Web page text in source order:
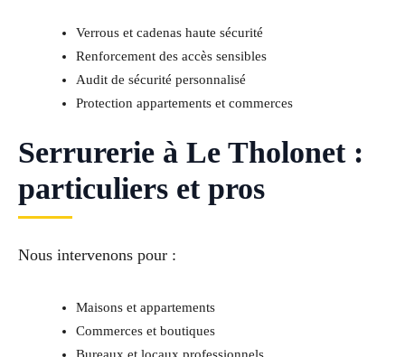
Verrous et cadenas haute sécurité
Renforcement des accès sensibles
Audit de sécurité personnalisé
Protection appartements et commerces
Serrurerie à Le Tholonet :
particuliers et pros
Nous intervenons pour :
Maisons et appartements
Commerces et boutiques
Bureaux et locaux professionnels